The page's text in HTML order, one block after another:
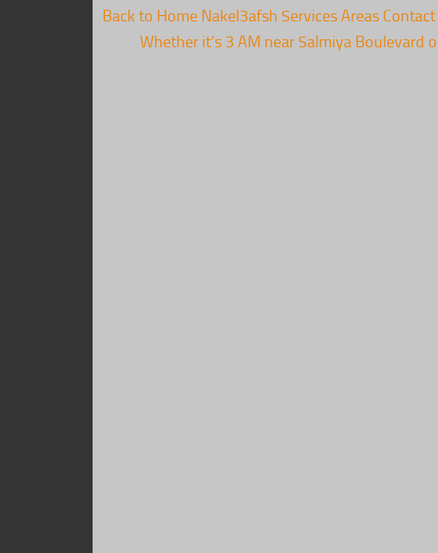
⬅ Back to Home Nakel3afsh Services Areas
Whether it’s 3 AM near Salmiya